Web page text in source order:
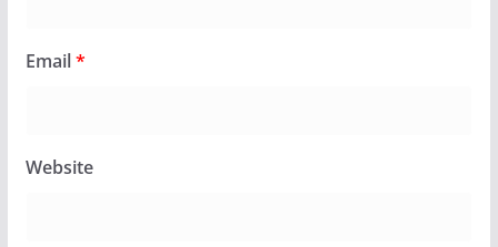
Email*
Website